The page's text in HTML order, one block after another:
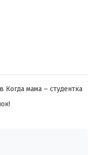
Когда мама – студентка